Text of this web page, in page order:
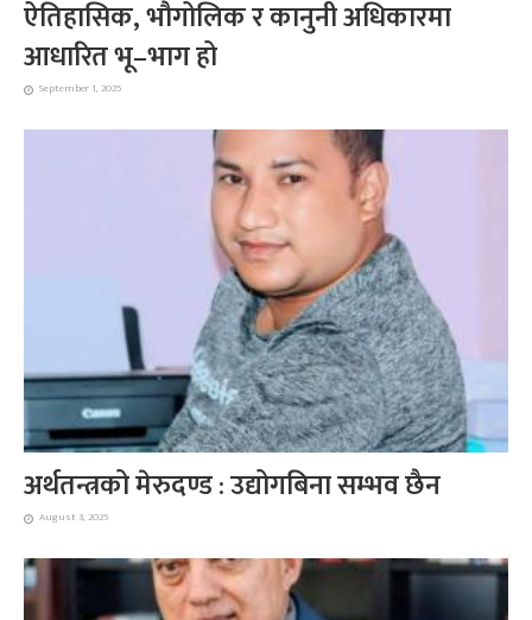
ऐतिहासिक, भौगोलिक र कानुनी अधिकारमा
आधारित भू–भाग हो
September 1, 2025
अर्थतन्त्रको मेरुदण्ड : उद्योगबिना सम्भव छैन
August 3, 2025